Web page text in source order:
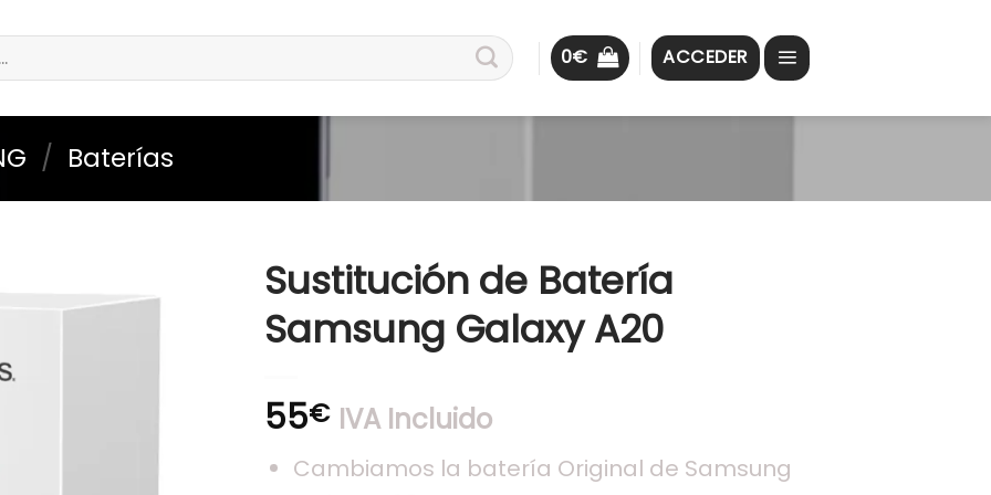
0€ ACCEDER
/ Baterías
Sustitución de Batería
Samsung Galaxy A20
55€ IVA Incluido
Cambiamos la batería Original de Samsung